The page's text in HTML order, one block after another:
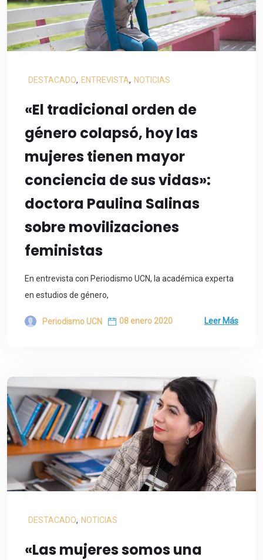
DESTACADO, ENTREVISTA, NOTICIAS
«El tradicional orden de
género colapsó, hoy las
mujeres tienen mayor
conciencia de sus vidas»:
doctora Paulina Salinas
sobre movilizaciones
feministas
En entrevista con Periodismo UCN, la académica experta
en estudios de género,
Periodismo UCN 08 enero 2020 Leer Más
DESTACADO, NOTICIAS
«Las mujeres somos una